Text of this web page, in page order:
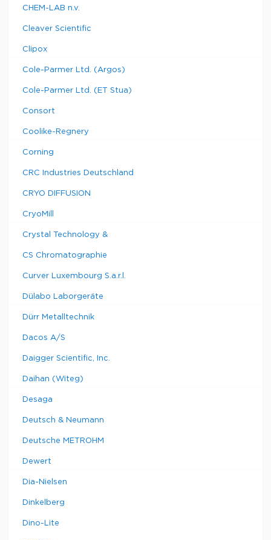
CHEM-LAB n.v.
Cleaver Scientific
Clipox
Cole-Parmer Ltd. (Argos)
Cole-Parmer Ltd. (ET Stua)
Consort
Coolike-Regnery
Corning
CRC Industries Deutschland
CRYO DIFFUSION
CryoMill
Crystal Technology &
CS Chromatographie
Curver Luxembourg S.a.r.l.
Dülabo Laborgeräte
Dürr Metalltechnik
Dacos A/S
Daigger Scientific, Inc.
Daihan (Witeg)
Desaga
Deutsch & Neumann
Deutsche METROHM
Dewert
Dia-Nielsen
Dinkelberg
Dino-Lite